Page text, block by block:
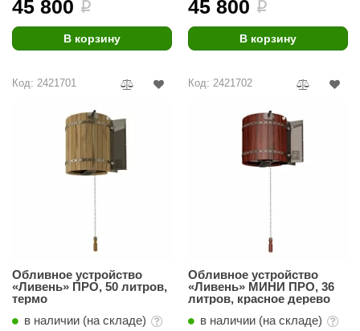
тепла
камень
45 800 i
В корзину
45 800 i
В корзину
Код: 2421701
Обливное устройство
«Ливень» ПРО, 50 литров,
термо
в наличии (на складе)
Код: 2421702
Обливное устройство
«Ливень» МИНИ ПРО, 36
литров, красное дерево
в наличии (на складе)